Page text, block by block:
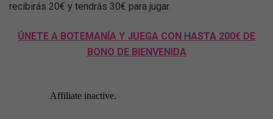
recibirás 20€ y tendrás 30€ para jugar.
ÚNETE A BOTEMANÍA Y JUEGA CON HASTA 200€ DE
BONO DE BIENVENIDA